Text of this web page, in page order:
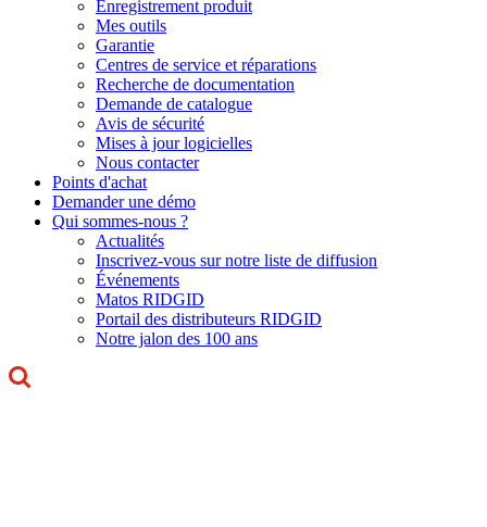
Enregistrement produit
Mes outils
Garantie
Centres de service et réparations
Recherche de documentation
Demande de catalogue
Avis de sécurité
Mises à jour logicielles
Nous contacter
Points d'achat
Demander une démo
Qui sommes-nous ?
Actualités
Inscrivez-vous sur notre liste de diffusion
Événements
Matos RIDGID
Portail des distributeurs RIDGID
Notre jalon des 100 ans